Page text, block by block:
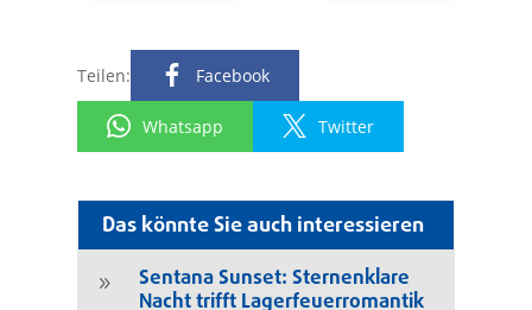
Das könnte Sie auch interessieren
9
Sentana Sunset: Sternenklare
Nacht trifft Lagerfeuerromantik
Teilen: Facebook
Whatsapp Twitter